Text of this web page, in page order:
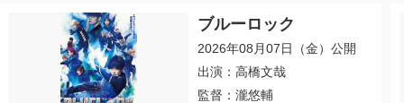
ブルーロック
2026年08月07日（金）公開
出演：高橋文哉
監督：瀧悠輔